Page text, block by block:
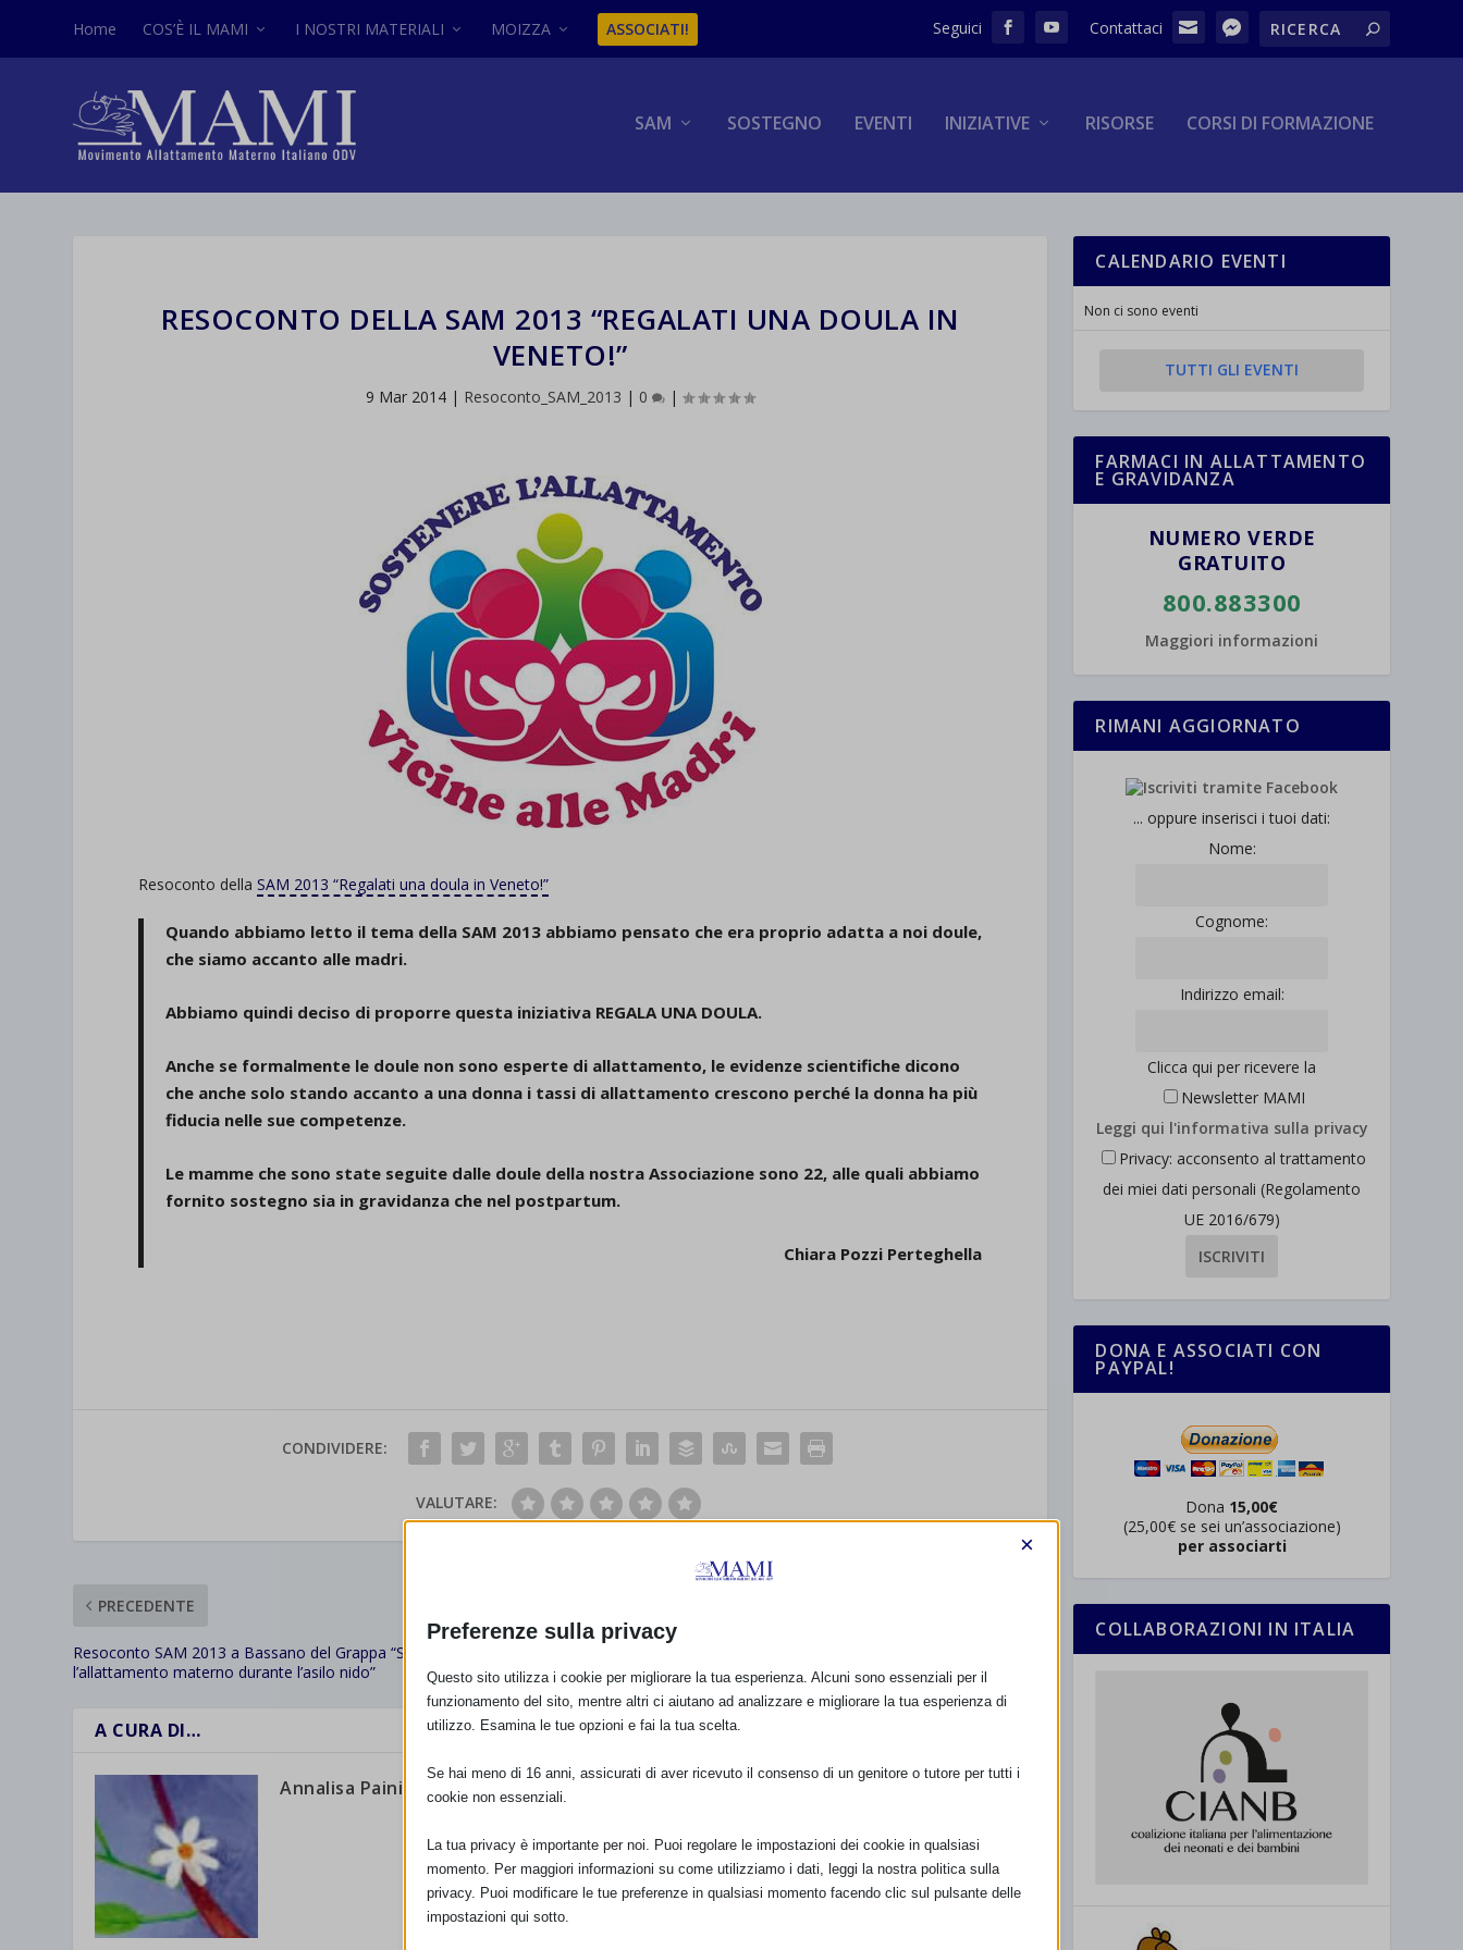
Home COS’È IL MAMI I NOSTRI MATERIALI MOIZZA ASSOCIATI!
SAM SOSTEGNO EVENTI INIZIATIVE RISORSE CORSI DI FORMAZIONE
RESOCONTO DELLA SAM 2013 “REGALATI UNA DOULA IN
VENETO!”
9 Mar 2014 | Resoconto_SAM_2013 | 0 |
Resoconto dellaSAM 2013 “Regalati una doula in Veneto!”
Quando abbiamo letto il tema della SAM 2013 abbiamo pensato che era proprio adatta a noi doule,
che siamo accanto alle madri.
Abbiamo quindi deciso di proporre questa iniziativa REGALA UNA DOULA.
Anche se formalmente le doule non sono esperte di allattamento, le evidenze scientifiche dicono
che anche solo stando accanto a una donna i tassi di allattamento crescono perché la donna ha più
fiducia nelle sue competenze.
Le mamme che sono state seguite dalle doule della nostra Associazione sono 22, alle quali abbiamo
fornito sostegno sia in gravidanza che nel postpartum.
Chiara Pozzi Perteghella
CONDIVIDERE:
VALUTARE:
PRECEDENTE
Resoconto SAM 2013 a Bassano del Grappa “Sostenere
l’allattamento materno durante l’asilo nido”
A CURA DI…
Annalisa Paini
CALENDARIO EVENTI
Non ci sono eventi
TUTTI GLI EVENTI
FARMACI IN ALLATTAMENTO
E GRAVIDANZA
NUMERO VERDE
GRATUITO
800.883300
Maggiori informazioni
RIMANI AGGIORNATO
... oppure inserisci i tuoi dati:
Nome:
Cognome:
Indirizzo email:
Clicca qui per ricevere la
Newsletter MAMI
Leggi qui l'informativa sulla privacy
Privacy: acconsento al trattamento
dei miei dati personali (Regolamento
UE 2016/679)
DONA E ASSOCIATI CON
PAYPAL!
Dona 15,00€
(25,00€ se sei un’associazione)
per associarti
COLLABORAZIONI IN ITALIA
Preferenze sulla privacy
×
Questo sito utilizza i cookie per migliorare la tua esperienza. Alcuni sono essenziali per il
funzionamento del sito, mentre altri ci aiutano ad analizzare e migliorare la tua esperienza di
utilizzo. Esamina le tue opzioni e fai la tua scelta.
Se hai meno di 16 anni, assicurati di aver ricevuto il consenso di un genitore o tutore per tutti i
cookie non essenziali.
La tua privacy è importante per noi. Puoi regolare le impostazioni dei cookie in qualsiasi
momento. Per maggiori informazioni su come utilizziamo i dati, leggi la nostra politica sulla
privacy. Puoi modificare le tue preferenze in qualsiasi momento facendo clic sul pulsante delle
impostazioni qui sotto.